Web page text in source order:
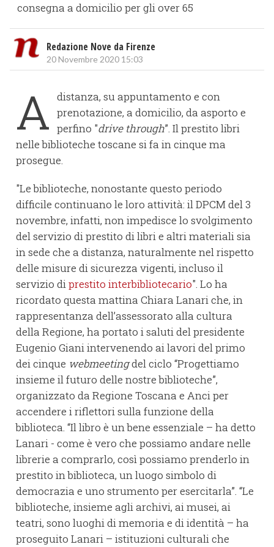
consegna a domicilio per gli over 65
Redazione Nove da Firenze
20 Novembre 2020 15:03
A distanza, su appuntamento e con
prenotazione, a domicilio, da asporto e
perfino "drive through”. Il prestito libri
nelle biblioteche toscane si fa in cinque ma
prosegue.
"Le biblioteche, nonostante questo periodo
difficile continuano le loro attività: il DPCM del 3
novembre, infatti, non impedisce lo svolgimento
del servizio di prestito di libri e altri materiali sia
in sede che a distanza, naturalmente nel rispetto
delle misure di sicurezza vigenti, incluso il
servizio diprestito interbibliotecario". Lo ha
ricordato questa mattina Chiara Lanari che, in
rappresentanza dell’assessorato alla cultura
della Regione, ha portato i saluti del presidente
Eugenio Giani intervenendo ai lavori del primo
dei cinque webmeetingdel ciclo “Progettiamo
insieme il futuro delle nostre biblioteche”,
organizzato da Regione Toscana e Anci per
accendere i riflettori sulla funzione della
biblioteca. “Il libro è un bene essenziale – ha detto
Lanari - come è vero che possiamo andare nelle
librerie a comprarlo, così possiamo prenderlo in
prestito in biblioteca, un luogo simbolo di
democrazia e uno strumento per esercitarla”. “Le
biblioteche, insieme agli archivi, ai musei, ai
teatri, sono luoghi di memoria e di identità – ha
proseguito Lanari – istituzioni culturali che